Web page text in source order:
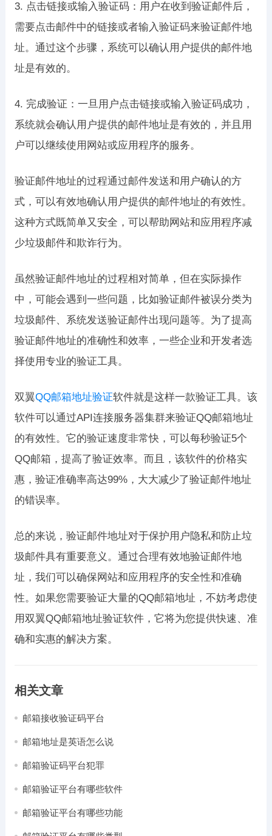
3. 点击链接或输入验证码：用户在收到验证邮件后，
需要点击邮件中的链接或者输入验证码来验证邮件地
址。通过这个步骤，系统可以确认用户提供的邮件地
址是有效的。
4. 完成验证：一旦用户点击链接或输入验证码成功，
系统就会确认用户提供的邮件地址是有效的，并且用
户可以继续使用网站或应用程序的服务。
验证邮件地址的过程通过邮件发送和用户确认的方
式，可以有效地确认用户提供的邮件地址的有效性。
这种方式既简单又安全，可以帮助网站和应用程序减
少垃圾邮件和欺诈行为。
虽然验证邮件地址的过程相对简单，但在实际操作
中，可能会遇到一些问题，比如验证邮件被误分类为
垃圾邮件、系统发送验证邮件出现问题等。为了提高
验证邮件地址的准确性和效率，一些企业和开发者选
择使用专业的验证工具。
双翼QQ邮箱地址验证软件就是这样一款验证工具。该
软件可以通过API连接服务器集群来验证QQ邮箱地址
的有效性。它的验证速度非常快，可以每秒验证5个
QQ邮箱，提高了验证效率。而且，该软件的价格实
惠，验证准确率高达99%，大大减少了验证邮件地址
的错误率。
总的来说，验证邮件地址对于保护用户隐私和防止垃
圾邮件具有重要意义。通过合理有效地验证邮件地
址，我们可以确保网站和应用程序的安全性和准确
性。如果您需要验证大量的QQ邮箱地址，不妨考虑使
用双翼QQ邮箱地址验证软件，它将为您提供快速、准
确和实惠的解决方案。
相关文章
邮箱接收验证码平台
邮箱地址是英语怎么说
邮箱验证码平台犯罪
邮箱验证平台有哪些软件
邮箱验证平台有哪些功能